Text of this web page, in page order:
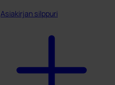
Asiakirjan silppuri